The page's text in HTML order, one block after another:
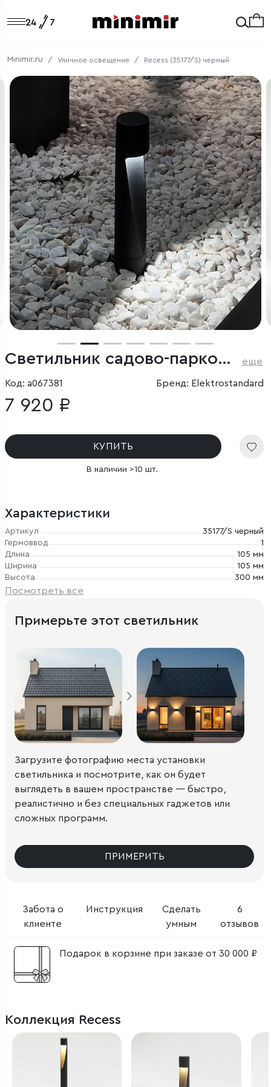
Minimir.ru Уличное освещение Recess (35177/S) черный
Светильник садово-парковый светодиодный Recess черный еще
Код: a067381 Бренд: Elektrostandard
7 920 ₽
КУПИТЬ
В наличии >10 шт.
Характеристики
Артикул
35177/S черный
Гермоввод
1
Длина
105 мм
Ширина
105 мм
Высота
300 мм
Посмотреть все
Забота о
клиенте
Инструкция
Сделать
умным
6
отзывов
Подарок в корзине при заказе от 30 000 ₽
Примерьте этот светильник
Загрузите фотографию места установки
светильника и посмотрите, как он будет
выглядеть в вашем пространстве — быстро,
реалистично и без специальных гаджетов или
сложных программ.
ПРИМЕРИТЬ
Коллекция Recess